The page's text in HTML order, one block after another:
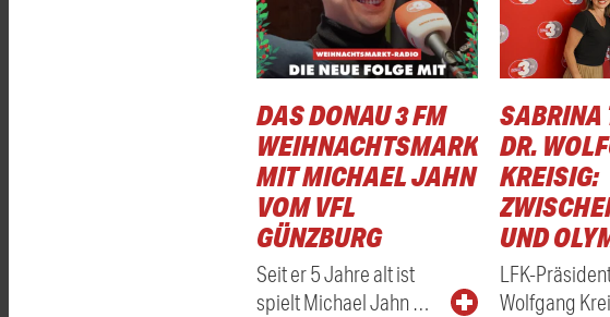
DAS DONAU 3 FM
WEIHNACHTSMARKTRADIO
MIT MICHAEL JAHN
VOM VFL
GÜNZBURG
Seit er 5 Jahre alt ist
spielt Michael Jahn …
SABRINA
DR.
KREISIG:
UND
LFK-
Wolfgang